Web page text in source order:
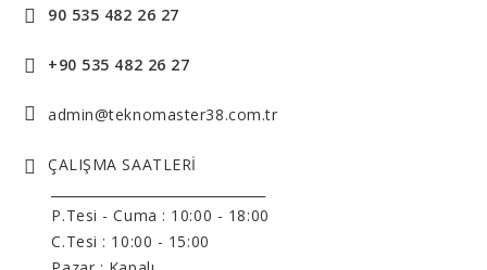
90 535 482 26 27
+90 535 482 26 27
admin@teknomaster38.com.tr
ÇALIŞMA SAATLERİ
P.Tesi - Cuma : 10:00 - 18:00
C.Tesi : 10:00 - 15:00